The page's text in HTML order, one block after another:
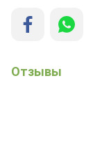
Отзывы